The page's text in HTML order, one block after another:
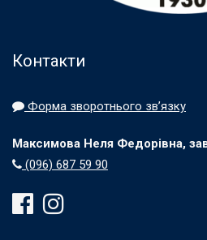
Контакти
Форма зворотнього зв’язку
Максимова Неля Федорівна,
(096) 687 59 90